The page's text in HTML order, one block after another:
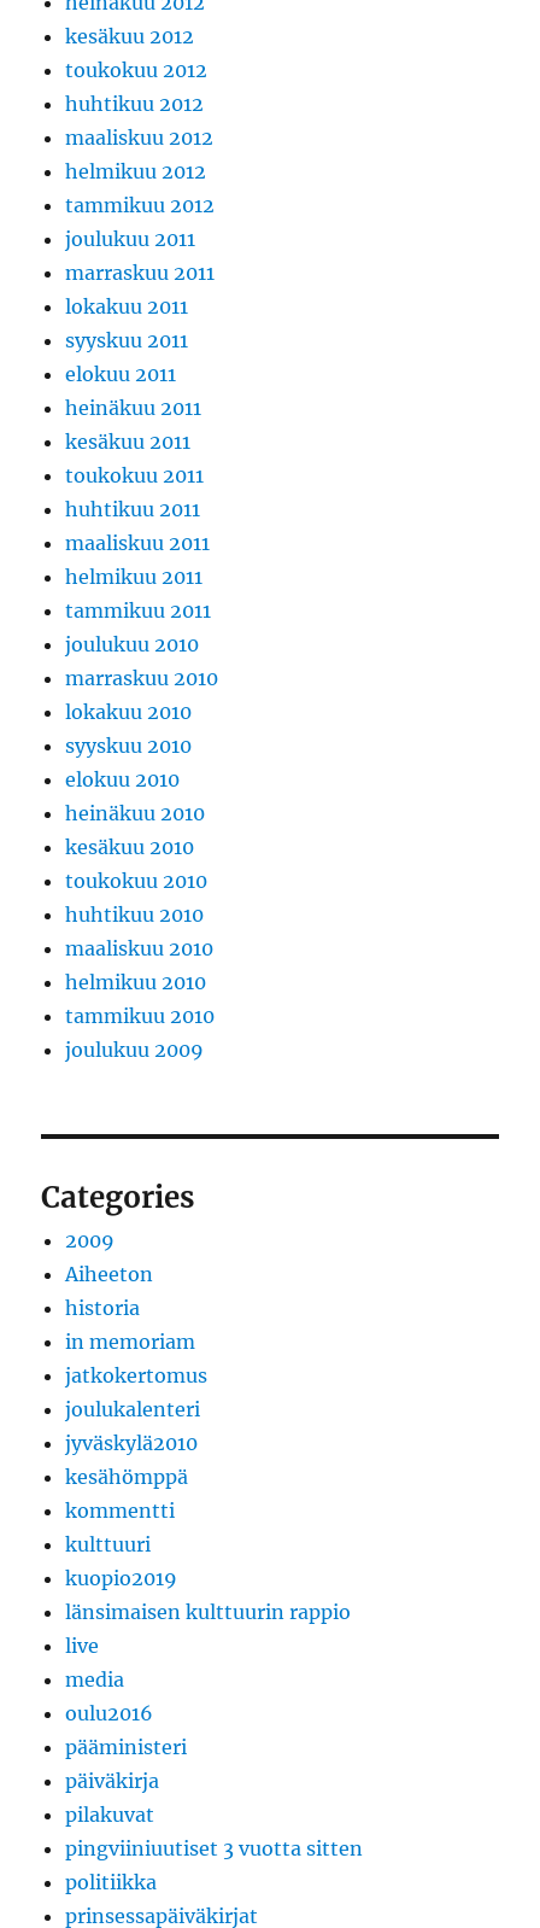
kesäkuu 2012
toukokuu 2012
huhtikuu 2012
maaliskuu 2012
helmikuu 2012
tammikuu 2012
joulukuu 2011
marraskuu 2011
lokakuu 2011
syyskuu 2011
elokuu 2011
heinäkuu 2011
kesäkuu 2011
toukokuu 2011
huhtikuu 2011
maaliskuu 2011
helmikuu 2011
tammikuu 2011
joulukuu 2010
marraskuu 2010
lokakuu 2010
syyskuu 2010
elokuu 2010
heinäkuu 2010
kesäkuu 2010
toukokuu 2010
huhtikuu 2010
maaliskuu 2010
helmikuu 2010
tammikuu 2010
joulukuu 2009
Categories
2009
Aiheeton
historia
in memoriam
jatkokertomus
joulukalenteri
jyväskylä2010
kesähömppä
kommentti
kulttuuri
kuopio2019
länsimaisen kulttuurin rappio
live
media
oulu2016
pääministeri
päiväkirja
pilakuvat
pingviiniuutiset 3 vuotta sitten
politiikka
prinsessapäiväkirjat